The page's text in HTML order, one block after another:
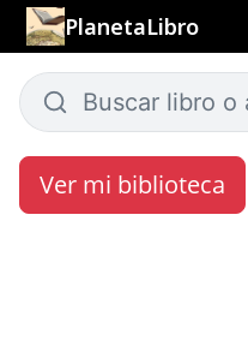
PlanetaLibro
Ver mi biblioteca